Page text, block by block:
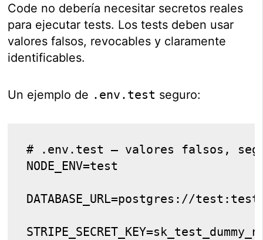
Code no debería necesitar secretos reales
para ejecutar tests. Los tests deben usar
valores falsos, revocables y claramente
identificables.
Un ejemplo de .env.test seguro:
# .env.test — valores falsos,
NODE_ENV=test
DATABASE_URL=postgres://